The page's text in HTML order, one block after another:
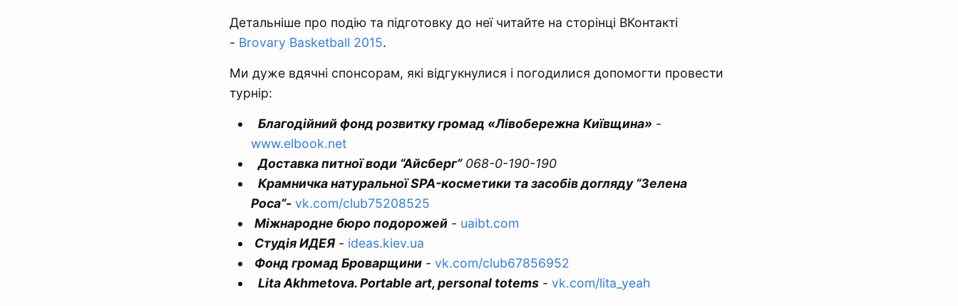
Детальніше про подію та підготовку до неї читайте на сторінці ВКонтакті
- Brovary Basketball 2015.
Ми дуже вдячні спонсорам, які відгукнулися і погодилися допомогти провести
турнір:
Благодійний фонд розвитку громад «Лівобережна Київщина» -
www.elbook.net
Доставка питної води “Айсберг” 068-0-190-190
Крамничка натуральної SPA-косметики та засобів догляду “Зелена
Роса”- vk.com/club75208525
Міжнародне бюро подорожей - uaibt.com
Студія ИДЕЯ- ideas.kiev.ua
Фонд громад Броварщини - vk.com/club67856952
Lita Akhmetova. Portable art, personal totems - vk.com/lita_yeah